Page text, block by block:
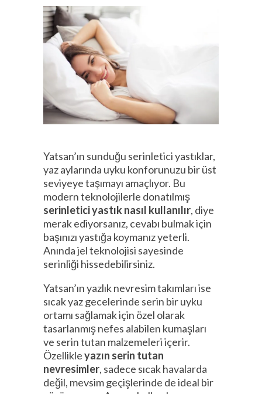
Yatsan’ın sunduğu serinletici yastıklar,
yaz aylarında uyku konforunuzu bir üst
seviyeye taşımayı amaçlıyor. Bu
modern teknolojilerle donatılmış
serinletici yastık nasıl kullanılır, diye
merak ediyorsanız, cevabı bulmak için
başınızı yastığa koymanız yeterli.
Anında jel teknolojisi sayesinde
serinliği hissedebilirsiniz.
Yatsan’ın yazlık nevresim takımları ise
sıcak yaz gecelerinde serin bir uyku
ortamı sağlamak için özel olarak
tasarlanmış nefes alabilen kumaşları
ve serin tutan malzemeleri içerir.
Özellikleyazın serin tutan
nevresimler, sadece sıcak havalarda
değil, mevsim geçişlerinde de ideal bir